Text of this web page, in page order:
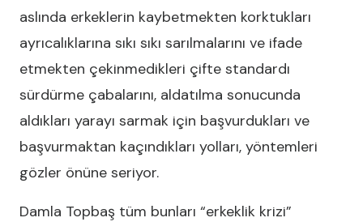
aslında erkeklerin kaybetmekten korktukları
ayrıcalıklarına sıkı sıkı sarılmalarını ve ifade
etmekten çekinmedikleri çifte standardı
sürdürme çabalarını, aldatılma sonucunda
aldıkları yarayı sarmak için başvurdukları ve
başvurmaktan kaçındıkları yolları, yöntemleri
gözler önüne seriyor.
Damla Topbaş tüm bunları “erkeklik krizi”